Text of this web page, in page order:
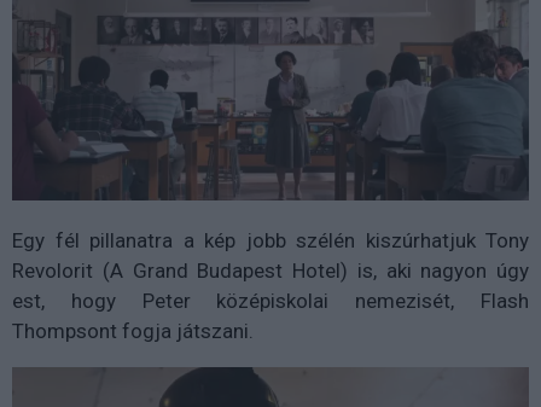
Egy fél pillanatra a kép jobb szélén kiszúrhatjuk Tony
Revolorit (A Grand Budapest Hotel) is, aki nagyon úgy
est, hogy Peter középiskolai nemezisét, Flash
Thompsont fogja játszani.